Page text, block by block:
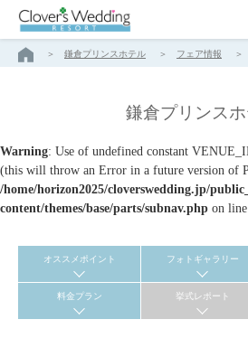
鎌倉プリンスホテル フェア情報
鎌倉プリンス
Warning: Use of undefined constant
(this will throw an Error in a future version of
/home/horizon2025/cloverswedding.jp/
content/themes/base/parts/subnav.php on line
オススメポイント フォトギャラリー
料金プラン 挙式レポート